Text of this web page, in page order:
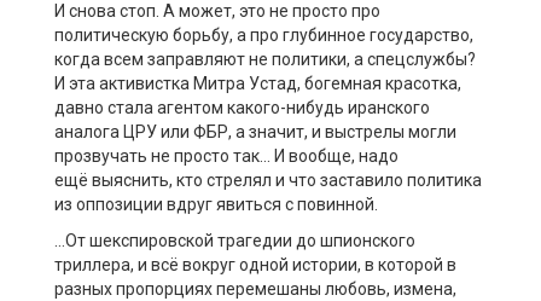
И снова стоп. А может, это не просто про
политическую борьбу, а про глубинное государство,
когда всем заправляют не политики, а спецслужбы?
И этаактивистка Митра Устад, богемная красотка,
давно стала агентом какого-нибудь иранского
аналога ЦРУ или ФБР, а значит, и выстрелы могли
прозвучать не просто так… И вообще, надо
ещё выяснить, кто стрелял и что заставило политика
из оппозиции вдруг явиться с повинной.
…От шекспировской трагедии до шпионского
триллера, и всё вокруг одной истории, в которой в
разных пропорциях перемешаны любовь, измена,